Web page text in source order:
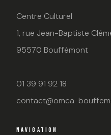
Centre Culturel
1, rue Jean-Baptiste
95570 Bouffémont
01 39 91 92 18
contact@omca-
NAVIGATION